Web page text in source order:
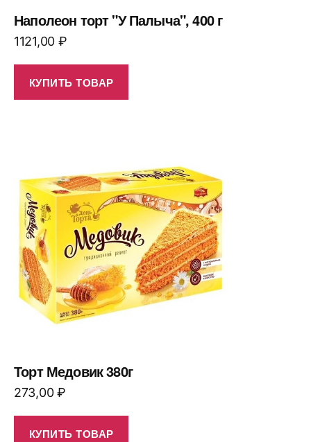
Наполеон торт "У Палыча", 400 г
1121,00 ₽
КУПИТЬ ТОВАР
Торт Медовик 380г
273,00₽
КУПИТЬ ТОВАР